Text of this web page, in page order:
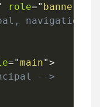
role=" banner
navigation
="main">
-->